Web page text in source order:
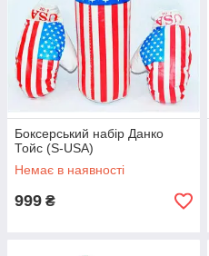
Боксерський набір Данко
Тойс (S-USA)
Немає в наявності
999 ₴